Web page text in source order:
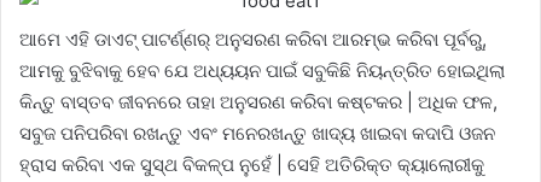
ଆମେ ଏହି ଡାଏଟ୍ ପାଟର୍ଣ୍ଣର୍ ଅନୁସରଣ କରିବା ଆରମ୍ଭ କରିବା ପୂର୍ବରୁ,
ଆମକୁ ବୁଝିବାକୁ ହେବ ଯେ ଅଧ୍ୟୟନ ପାଇଁ ସବୁକିଛି ନିୟନ୍ତ୍ରିତ ହୋଇଥିଲା
କିନ୍ତୁ ବାସ୍ତବ ଜୀବନରେ ତାହା ଅନୁସରଣ କରିବା କଷ୍ଟକର | ଅଧିକ ଫଳ,
ସବୁଜ ପନିପରିବା ରଖନ୍ତୁ ଏବଂ ମନେରଖନ୍ତୁ ଖାଦ୍ୟ ଖାଇବା କଦାପି ଓଜନ
ହ୍ରାସ କରିବା ଏକ ସୁସ୍ଥ ବିକଳ୍ପ ନୁହେଁ | ସେହି ଅତିରିକ୍ତ କ୍ୟାଲୋରୀକୁ